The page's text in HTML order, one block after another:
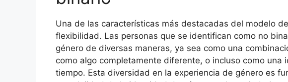
Una de las características más destacadas del modelo
flexibilidad. Las personas que se identifican como no
género de diversas maneras, ya sea como una
como algo completamente diferente, o incluso como
tiempo. Esta diversidad en la experiencia de género es